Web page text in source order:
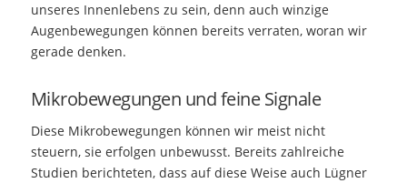
unseres Innenlebens zu sein, denn auch winzige
Augenbewegungen können bereits verraten, woran wir
gerade denken.
Mikrobewegungen und feine Signale
Diese Mikrobewegungen können wir meist nicht
steuern, sie erfolgen unbewusst. Bereits zahlreiche
Studien berichteten, dass auf diese Weise auch Lügner